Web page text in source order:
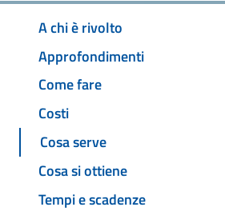
A chi è rivolto
Approfondimenti
Come fare
Costi
Cosa serve
Cosa si ottiene
Tempi e scadenze